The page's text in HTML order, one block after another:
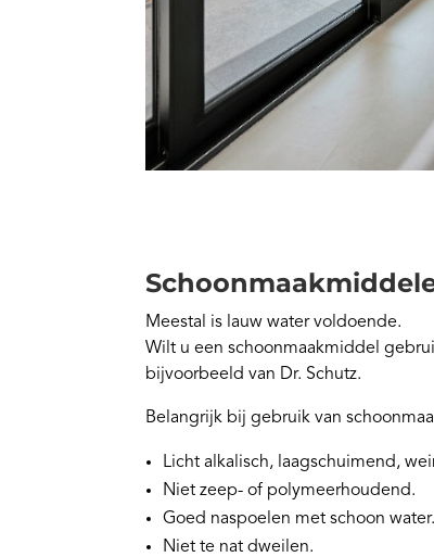
Meestal is lauw water voldoende.
Wilt u een schoonmaakmiddel
bijvoorbeeld van Dr. Schutz.
Belangrijk bij gebruik van
Licht alkalisch, laagschuimend,
Niet zeep- of polymeerhoudend.
Goed naspoelen met schoon water.
Niet te nat dweilen.